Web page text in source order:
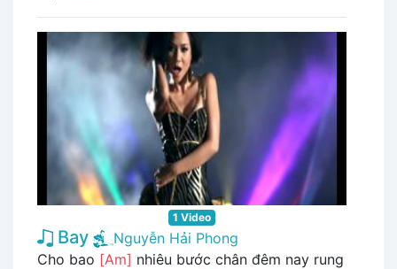
1 Video
Bay
Nguyễn Hải Phong
Cho bao [Am] nhiêu bước chân đêm nay rung